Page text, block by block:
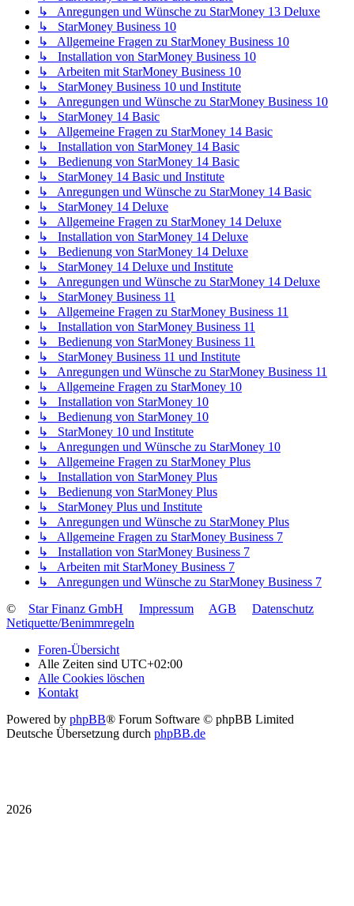
↳ Anregungen und Wünsche zu StarMoney 13 Deluxe
↳ StarMoney Business 10
↳ Allgemeine Fragen zu StarMoney Business 10
↳ Installation von StarMoney Business 10
↳ Arbeiten mit StarMoney Business 10
↳ StarMoney Business 10 und Institute
↳ Anregungen und Wünsche zu StarMoney Business 10
↳ StarMoney 14 Basic
↳ Allgemeine Fragen zu StarMoney 14 Basic
↳ Installation von StarMoney 14 Basic
↳ Bedienung von StarMoney 14 Basic
↳ StarMoney 14 Basic und Institute
↳ Anregungen und Wünsche zu StarMoney 14 Basic
↳ StarMoney 14 Deluxe
↳ Allgemeine Fragen zu StarMoney 14 Deluxe
↳ Installation von StarMoney 14 Deluxe
↳ Bedienung von StarMoney 14 Deluxe
↳ StarMoney 14 Deluxe und Institute
↳ Anregungen und Wünsche zu StarMoney 14 Deluxe
↳ StarMoney Business 11
↳ Allgemeine Fragen zu StarMoney Business 11
↳ Installation von StarMoney Business 11
↳ Bedienung von StarMoney Business 11
↳ StarMoney Business 11 und Institute
↳ Anregungen und Wünsche zu StarMoney Business 11
↳ Allgemeine Fragen zu StarMoney 10
↳ Installation von StarMoney 10
↳ Bedienung von StarMoney 10
↳ StarMoney 10 und Institute
↳ Anregungen und Wünsche zu StarMoney 10
↳ Allgemeine Fragen zu StarMoney Plus
↳ Installation von StarMoney Plus
↳ Bedienung von StarMoney Plus
↳ StarMoney Plus und Institute
↳ Anregungen und Wünsche zu StarMoney Plus
↳ Allgemeine Fragen zu StarMoney Business 7
↳ Installation von StarMoney Business 7
↳ Arbeiten mit StarMoney Business 7
↳ Anregungen und Wünsche zu StarMoney Business 7
©
Star Finanz GmbH Impressum AGB
Datenschutz
Netiquette/Benimmregeln
Foren-Übersicht
Alle Zeiten sind UTC+02:00
Alle Cookies löschen
Kontakt
Powered by phpBB® Forum Software © phpBB Limited
Deutsche Übersetzung durch phpBB.de
2026